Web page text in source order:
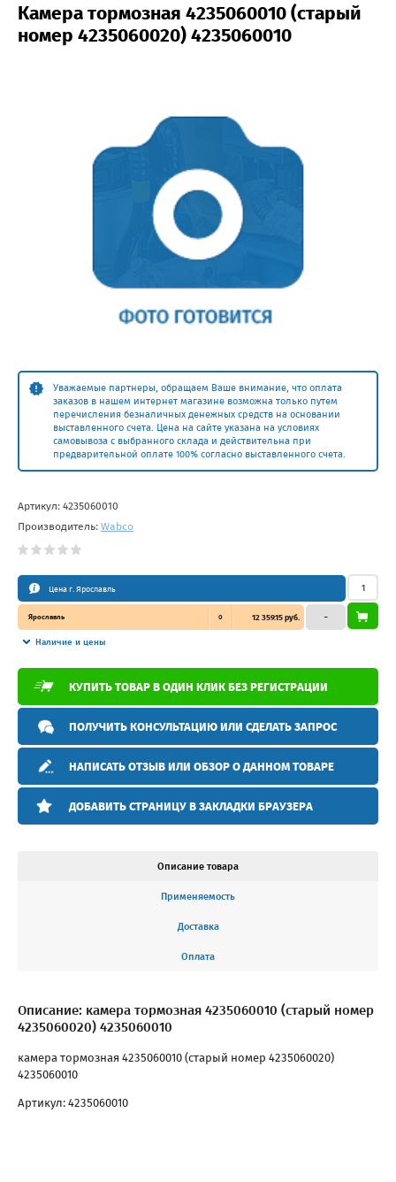
Камера тормозная 4235060010 (старый
номер 4235060020) 4235060010
Уважаемые партнеры, обращаем Ваше внимание, что оплата
заказов в нашем интернет магазине возможна только путем
перечисления безналичных денежных средств на основании
выставленного счета. Цена на сайте указана на условиях
самовывоза с выбранного склада и действительна при
предварительной оплате 100% согласно выставленного счета.
Артикул: 4235060010
Производитель: Wabco
Цена г. Ярославль
Ярославль 0 12 359.15 руб.
Наличие и цены
–
КУПИТЬ ТОВАР В ОДИН КЛИК БЕЗ РЕГИСТРАЦИИ
ПОЛУЧИТЬ КОНСУЛЬТАЦИЮ ИЛИ СДЕЛАТЬ ЗАПРОС
НАПИСАТЬ ОТЗЫВ ИЛИ ОБЗОР О ДАННОМ ТОВАРЕ
ДОБАВИТЬ СТРАНИЦУ В ЗАКЛАДКИ БРАУЗЕРА
Описание товара
Применяемость
Доставка
Оплата
Описание: камера тормозная 4235060010 (старый номер
4235060020) 4235060010
камера тормозная 4235060010 (старый номер 4235060020)
4235060010
Артикул: 4235060010